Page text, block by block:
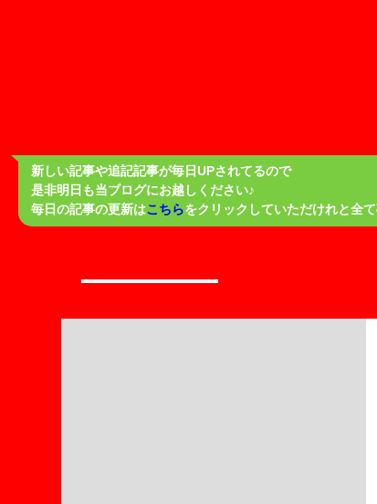
新しい記事や追記記事が毎日UPされてるので
是非明日も当ブログにお越しください♪
毎日の記事の更新はこちらをクリックしていただけれと全